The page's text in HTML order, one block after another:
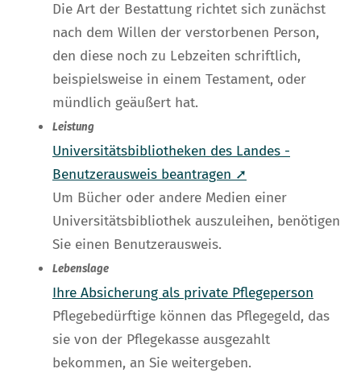
Die Art der Bestattung richtet sich zunächst
nach dem Willen der verstorbenen Person,
den diese noch zu Lebzeiten schriftlich,
beispielsweise in einem Testament, oder
mündlich geäußert hat.
Leistung
Universitätsbibliotheken des Landes -
Benutzerausweis beantragen ➚
Um Bücher oder andere Medien einer
Universitätsbibliothek auszuleihen, benötigen
Sie einen Benutzerausweis.
Lebenslage
Ihre Absicherung als private Pflegeperson
Pflegebedürftige können das Pflegegeld, das
sie von der Pflegekasse ausgezahlt
bekommen, an Sie weitergeben.